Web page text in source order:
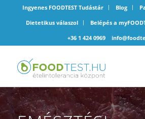
Ingyenes FOODTEST Tudástár Blog
Dietetikus válaszol
Belépés a
+36 1 424 0969